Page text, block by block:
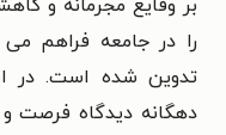
بر وقایع مجرمانه و
را در جامعه فراهم
تدوین شده است. در
دهگانه دیدگاه فرصت